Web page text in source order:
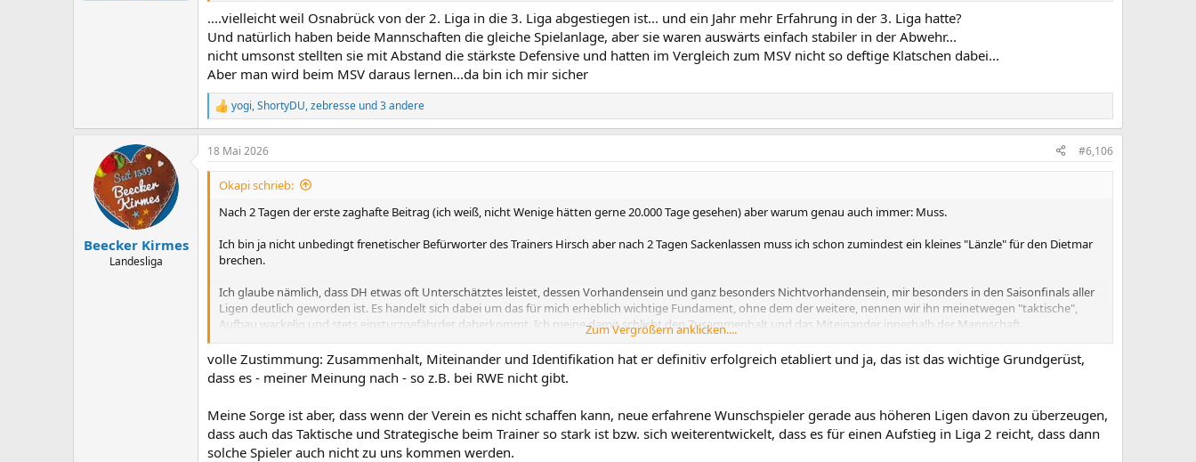
....vielleicht weil Osnabrück von der 2. Liga in die 3. Liga abgestiegen ist... und ein Jahr mehr Erfahrung in der 3. Liga hatte?
Und natürlich haben beide Mannschaften die gleiche Spielanlage, aber sie waren auswärts einfach stabiler in der Abwehr...
nicht umsonst stellten sie mit Abstand die stärkste Defensive und hatten im Vergleich zum MSV nicht so deftige Klatschen dabei...
Aber man wird beim MSV daraus lernen...da bin ich mir sicher
R
e
a
k
t
n
yogi,ShortyDU,zebresse und 3 andere
Beecker Kirmes
Landesliga
18 Mai 2026 #6,106
Okapi schrieb:
Nach 2 Tagen der erste zaghafte Beitrag (ich weiß, nicht Wenige hätten gerne 20.000 Tage gesehen) aber warum genau auch immer: Muss.
Ich bin ja nicht unbedingt frenetischer Befürworter des Trainers Hirsch aber nach 2 Tagen Sackenlassen muss ich schon zumindest ein kleines "Länzle" für den Dietmar
brechen.
Ich glaube nämlich, dass DH etwas oft Unterschätztes leistet, dessen Vorhandensein und ganz besonders Nichtvorhandensein, mir besonders in den Saisonfinals aller
Ligen deutlich geworden ist. Es handelt sich dabei um das für mich erheblich wichtige Fundament, ohne dem der weitere, nennen wir ihn meinetwegen "taktische",
Aufbau wackelig und stets einsturzgefährdet daherkommt. Ich meine damit schlicht den Zusammenhalt und das Miteinander innerhalb der Mannschaft.
DAS hat DH ohne Abstriche hinbekommen. Und diese Grundvoraussetzung für Erfolg sehe ich anderswo nicht allzu oft. Es muss irgendetwas an seiner Person geben,
was diese schwierige Moderation Woche für Woche und Spieltag für Spieltag hinbekommt. Ich kann mich jedenfalls nicht an dauerhaft lange Gesichter, Misstöne
temporärer Reservisten oder einen "Chor aus Nabucco der Nichtberücksichtigten" erinnern. Und genau darauf müssen taktische Überlegungen und andere fachliche
Weil ich durchaus im Überbau noch einige Schwächen sehe, heißt mein ganz persönliches Fazit seines bisherigen Schaffens aber auch, dass ich DH nun für die nächste
Saison in der Pflicht sehe, auf diesem Fundament stabil aufzubauen. Es ist Zeit für Phase 2.
Zum Vergrößern anklicken....
volle Zustimmung: Zusammenhalt, Miteinander und Identifikation hat er definitiv erfolgreich etabliert und ja, das ist das wichtige Grundgerüst,
dass es - meiner Meinung nach - so z.B. bei RWE nicht gibt.
Meine Sorge ist aber, dass wenn der Verein es nicht schaffen kann, neue erfahrene Wunschspieler gerade aus höheren Ligen davon zu überzeugen,
dass auch das Taktische und Strategische beim Trainer so stark ist bzw. sich weiterentwickelt, dass es für einen Aufstieg in Liga 2 reicht, dass dann
solche Spieler auch nicht zu uns kommen werden.